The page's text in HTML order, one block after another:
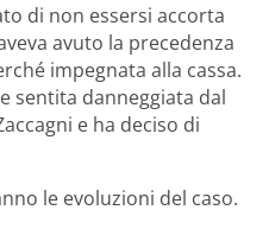
di non essersi accorta
avuto la precedenza
impegnata alla cassa.
sentita danneggiata dal
e ha deciso di
le evoluzioni del caso.